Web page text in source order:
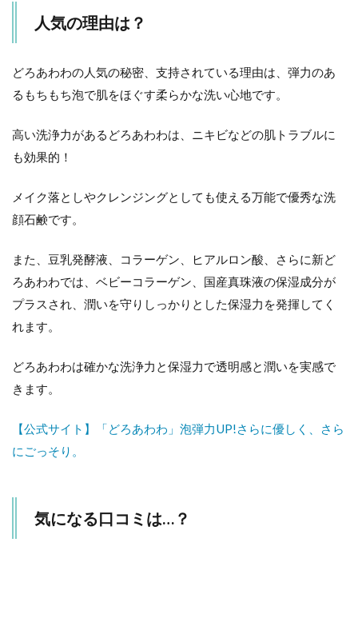
人気の理由は？
どろあわわの人気の秘密、支持されている理由は、弾力のあ
るもちもち泡で肌をほぐす柔らかな洗い心地です。
高い洗浄力があるどろあわわは、ニキビなどの肌トラブルに
も効果的！
メイク落としやクレンジングとしても使える万能で優秀な洗
顔石鹸です。
また、豆乳発酵液、コラーゲン、ヒアルロン酸、さらに新ど
ろあわわでは、ベビーコラーゲン、国産真珠液の保湿成分が
プラスされ、潤いを守りしっかりとした保湿力を発揮してく
れます。
どろあわわは確かな洗浄力と保湿力で透明感と潤いを実感で
きます。
【公式サイト】「どろあわわ」泡弾力UP!さらに優しく、さら
にごっそり。
気になる口コミは…？